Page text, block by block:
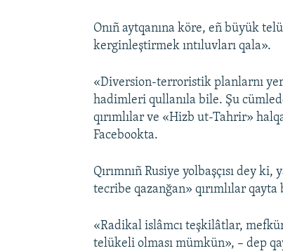
Onıñ aytqanına köre, eñ büyük
kerginleştirmek ıntıluvları qala».
«Diversion-terroristik planlarnı
hadimleri qullanıla bile. Şu
qırımlılar ve «Hizb ut-Tahrir»
Facebookta.
Qırımnıñ Rusiye yolbaşçısı dey
tecribe qazanğan» qırımlılar qayta
«Radikal islâmcı teşkilâtlar,
telükeli olması mümkün», – dep